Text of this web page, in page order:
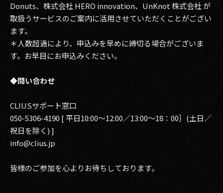
Donuts、株式会社 HERO innovation、UnKnot 株式会社 が
取扱うサービスのご案内に活用させていただくことがござい
ます。
＊人数超過により、申込みを早めに締切る場合がございま
す。お早目にお申込みください。
◆問い合わせ
CLIUSサポート窓口
050-5306-4190 [ 平日10:00～12:00／13:00〜18：00］(土日／
祝日を除く) ]
info@clius.jp
皆様のご参加を心よりお待ちしております。